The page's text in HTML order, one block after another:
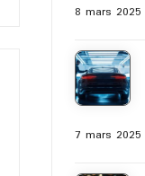
8 mars 2025
7 mars 2025